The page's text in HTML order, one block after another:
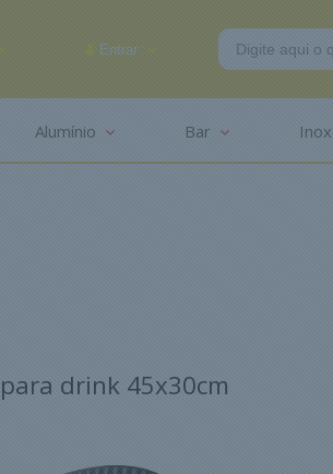
99291-2625
Entrar
Alumínio Bar Inox
drink 45x30cm